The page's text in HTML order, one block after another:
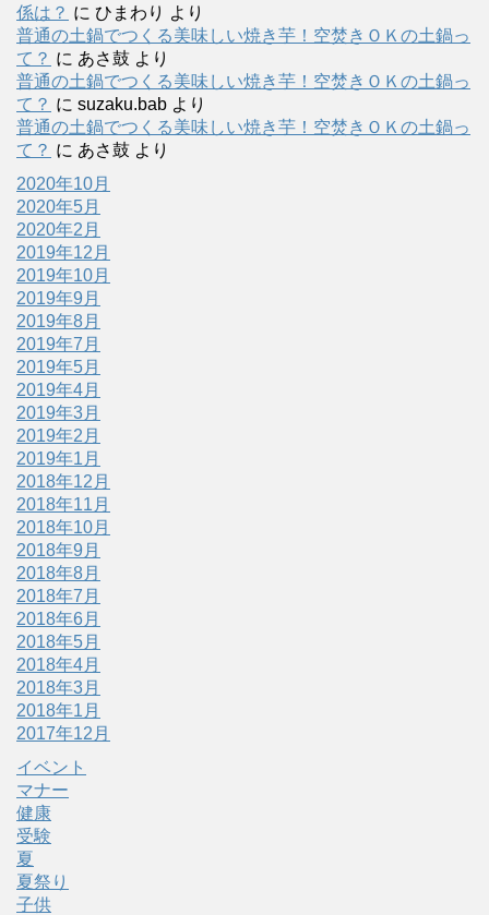
係は？ に ひまわり より
普通の土鍋でつくる美味しい焼き芋！空焚きＯＫの土鍋っ
て？ に あさ鼓 より
普通の土鍋でつくる美味しい焼き芋！空焚きＯＫの土鍋っ
て？ に suzaku.bab より
普通の土鍋でつくる美味しい焼き芋！空焚きＯＫの土鍋っ
て？ に あさ鼓 より
2020年10月
2020年5月
2020年2月
2019年12月
2019年10月
2019年9月
2019年8月
2019年7月
2019年5月
2019年4月
2019年3月
2019年2月
2019年1月
2018年12月
2018年11月
2018年10月
2018年9月
2018年8月
2018年7月
2018年6月
2018年5月
2018年4月
2018年3月
2018年1月
2017年12月
イベント
マナー
健康
受験
夏
夏祭り
子供